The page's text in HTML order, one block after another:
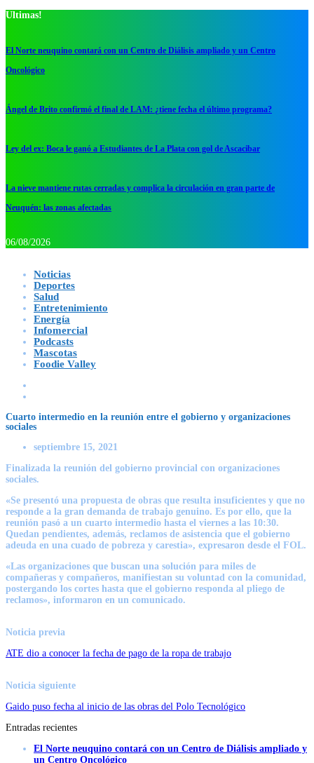
Ultimas!
El Norte neuquino contará con un Centro de Diálisis ampliado y un Centro
Oncológico
Ángel de Brito confirmó el final de LAM: ¿tiene fecha el último programa?
Ley del ex: Boca le ganó a Estudiantes de La Plata con gol de Ascacibar
La nieve mantiene rutas cerradas y complica la circulación en gran parte de
Neuquén: las zonas afectadas
06/08/2026
Noticias
Deportes
Salud
Entretenimiento
Energía
Infomercial
Podcasts
Mascotas
Foodie Valley
Cuarto intermedio en la reunión entre el gobierno y organizaciones
sociales
septiembre 15, 2021
Finalizada la reunión del gobierno provincial con organizaciones
sociales.
«Se presentó una propuesta de obras que resulta insuficientes y que no
responde a la gran demanda de trabajo genuino. Es por ello, que la
reunión pasó a un cuarto intermedio hasta el viernes a las 10:30.
Quedan pendientes, además, reclamos de asistencia que el gobierno
adeuda en una cuado de pobreza y carestia», expresaron desde el FOL.
«Las organizaciones que buscan una solución para miles de
compañeras y compañeros, manifiestan su voluntad con la comunidad,
postergando los cortes hasta que el gobierno responda al pliego de
reclamos», informaron en un comunicado.
Noticia previa
ATE dio a conocer la fecha de pago de la ropa de trabajo
Noticia siguiente
Gaido puso fecha al inicio de las obras del Polo Tecnológico
Entradas recientes
El Norte neuquino contará con un Centro de Diálisis ampliado y
un Centro Oncológico